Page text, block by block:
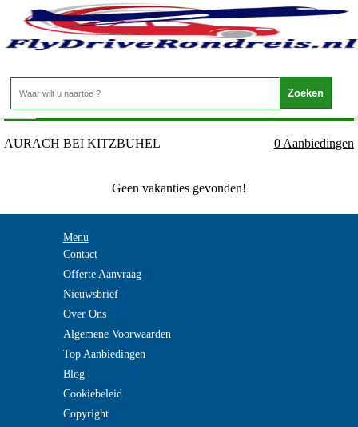
Oostenrijk - Tirol - AURACH BEI KITZBUHEL
Home>
AURACH BEI KITZBUHEL 0 Aanbiedingen
Geen vakanties gevonden!
Menu
Contact
Offerte Aanvraag
Nieuwsbrief
Over Ons
Algemene Voorwaarden
Top Aanbiedingen
Blog
Cookiebeleid
Copyright